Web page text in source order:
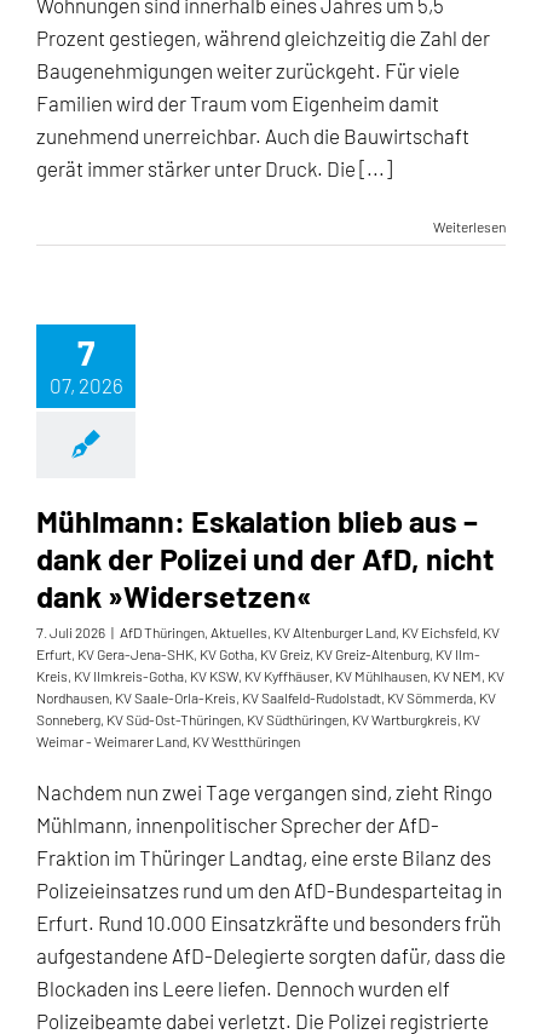
Wohnungen sind innerhalb eines Jahres um 5,5
Prozent gestiegen, während gleichzeitig die Zahl der
Baugenehmigungen weiter zurückgeht. Für viele
Familien wird der Traum vom Eigenheim damit
zunehmend unerreichbar. Auch die Bauwirtschaft
gerät immer stärker unter Druck. Die [...]
Weiterlesen
7
07, 2026
Mühlmann: Eskalation blieb aus –
dank der Polizei und der AfD, nicht
dank »Widersetzen«
7. Juli 2026 | AfD Thüringen, Aktuelles, KV Altenburger Land, KV Eichsfeld, KV
Erfurt, KV Gera-Jena-SHK, KV Gotha, KV Greiz, KV Greiz-Altenburg, KV Ilm-
Kreis, KV Ilmkreis-Gotha, KV KSW, KV Kyffhäuser, KV Mühlhausen, KV NEM, KV
Nordhausen, KV Saale-Orla-Kreis, KV Saalfeld-Rudolstadt, KV Sömmerda, KV
Sonneberg, KV Süd-Ost-Thüringen, KV Südthüringen, KV Wartburgkreis, KV
Weimar - Weimarer Land, KV Westthüringen
Nachdem nun zwei Tage vergangen sind, zieht Ringo
Mühlmann, innenpolitischer Sprecher der AfD-
Fraktion im Thüringer Landtag, eine erste Bilanz des
Polizeieinsatzes rund um den AfD-Bundesparteitag in
Erfurt. Rund 10.000 Einsatzkräfte und besonders früh
aufgestandene AfD-Delegierte sorgten dafür, dass die
Blockaden ins Leere liefen. Dennoch wurden elf
Polizeibeamte dabei verletzt. Die Polizei registrierte